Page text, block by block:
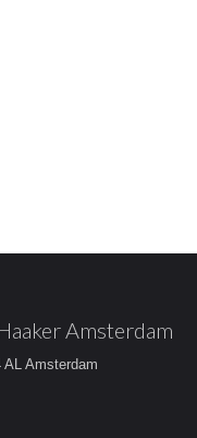
Amsterdam
AL Amsterdam